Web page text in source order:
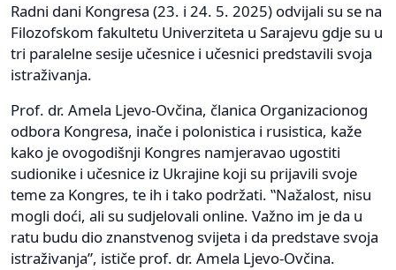
Radni dani Kongresa (23. i 24. 5. 2025) odvijali su se na
Filozofskom fakultetu Univerziteta u Sarajevu gdje su u
tri paralelne sesije učesnice i učesnici predstavili svoja
istraživanja.
Prof. dr. Amela Ljevo-Ovčina, članica Organizacionog
odbora Kongresa, inače i polonistica i rusistica, kaže
kako je ovogodišnji Kongres namjeravao ugostiti
sudionike i učesnice iz Ukrajine koji su prijavili svoje
teme za Kongres, te ih i tako podržati. ‟Nažalost, nisu
mogli doći, ali su sudjelovali online. Važno im je da u
ratu budu dio znanstvenog svijeta i da predstave svoja
istraživanja”, ističe prof. dr. Amela Ljevo-Ovčina.